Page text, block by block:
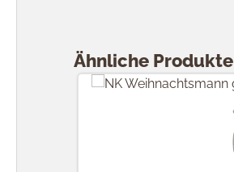
Ähnliche Produkte